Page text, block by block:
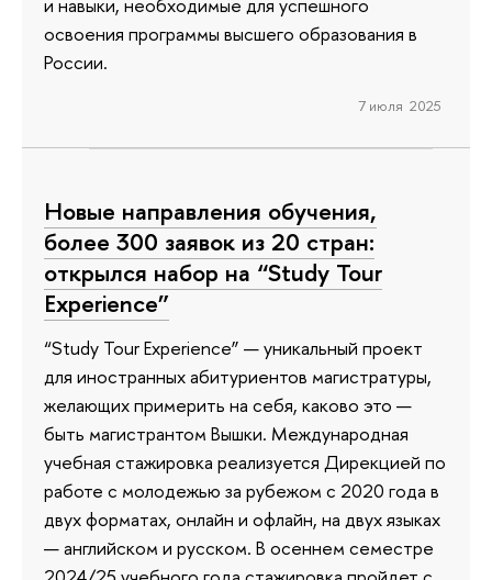
и навыки, необходимые для успешного
освоения программы высшего образования в
России.
7 июля 2025
Новые направления обучения,
более 300 заявок из 20 стран:
открылся набор на “Study Tour
Experience”
“Study Tour Experience” — уникальный проект
для иностранных абитуриентов магистратуры,
желающих примерить на себя, каково это —
быть магистрантом Вышки. Международная
учебная стажировка реализуется Дирекцией по
работе с молодежью за рубежом с 2020 года в
двух форматах, онлайн и офлайн, на двух языках
— английском и русском. В осеннем семестре